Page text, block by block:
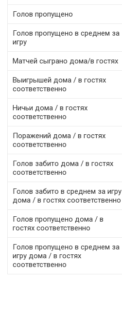
Голов пропущено
Голов пропущено в среднем за
игру
Матчей сыграно дома/в гостях
Выигрышей дома / в гостях
соответственно
Ничьи дома / в гостях
соответственно
Поражений дома / в гостях
соответственно
Голов забито дома / в гостях
соответственно
Голов забито в среднем за игру
дома / в гостях соответственно
Голов пропущено дома / в
гостях соответственно
Голов пропущено в среднем за
игру дома / в гостях
соответственно